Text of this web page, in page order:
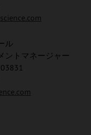
ル
ントマネージャー